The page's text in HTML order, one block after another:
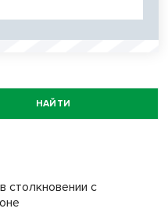
НАЙТИ
столкновении с